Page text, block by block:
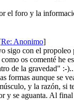
el foro y la
Re: Anonimo]
sigo con el propoleo
os comenté he
de la gravedad" :-
formas aunque se
y la razón, si
y se aguanta. Al